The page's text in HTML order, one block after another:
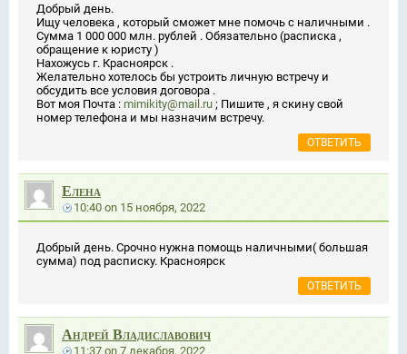
Добрый день.
Ищу человека , который сможет мне помочь с наличными .
Сумма 1 000 000 млн. рублей . Обязательно (расписка ,
обращение к юристу )
Нахожусь г. Красноярск .
Желательно хотелось бы устроить личную встречу и
обсудить все условия договора .
Вот моя Почта : mimikity@mail.ru ; Пишите , я скину свой
номер телефона и мы назначим встречу.
ОТВЕТИТЬ
Елена
10:40on15 ноября, 2022
Добрый день. Срочно нужна помощь наличными( большая
сумма) под расписку. Красноярск
ОТВЕТИТЬ
Андрей Владиславович
11:37on7 декабря, 2022